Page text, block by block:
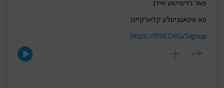
פאר היימישע אידן
פא פינאנציעלע קלארקייט:
https://RSK.ORG/Signup